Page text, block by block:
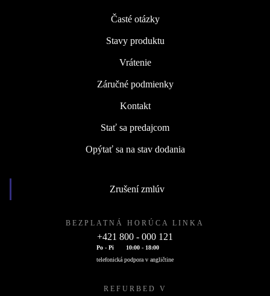
Časté otázky
Stavy produktu
Vrátenie
Záručné podmienky
Kontakt
Stať sa predajcom
Opýtať sa na stav dodania
Zrušení zmlúv
BEZPLATNÁ HORÚCA LINKA
+421 800 - 000 121
Po - Pi
10:00 - 18:00
telefonická podpora v angličtine
REFURBED V